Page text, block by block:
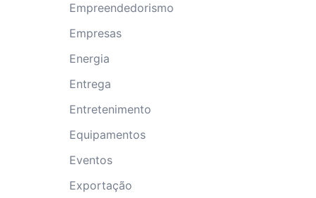
Empreendedorismo
Empresas
Energia
Entrega
Entretenimento
Equipamentos
Eventos
Exportação